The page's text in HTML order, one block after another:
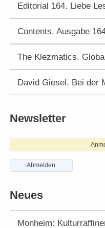
Editorial 164. Liebe
Contents. Ausgabe
The Klezmatics.
David Giesel. Bei der
Newsletter
Abmelden
Neues
Monheim: